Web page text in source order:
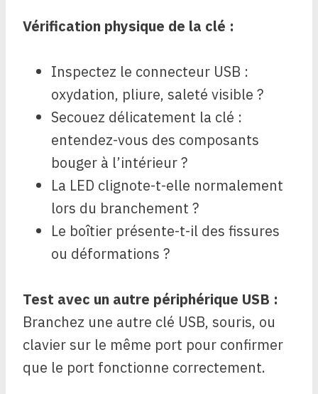
Vérification physique de la clé :
Inspectez le connecteur USB :
oxydation, pliure, saleté visible ?
Secouez délicatement la clé :
entendez-vous des composants
bouger à l’intérieur ?
La LED clignote-t-elle normalement
lors du branchement ?
Le boîtier présente-t-il des fissures
ou déformations ?
Test avec un autre périphérique USB :
Branchez une autre clé USB, souris, ou
clavier sur le même port pour confirmer
que le port fonctionne correctement.